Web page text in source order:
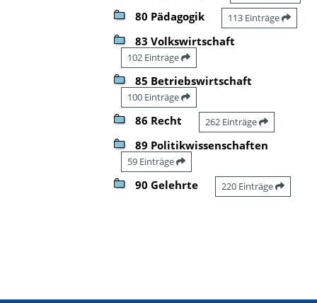
80 Pädagogik 113 Einträge
83 Volkswirtschaft
102 Einträge
85 Betriebswirtschaft
100 Einträge
86 Recht 262 Einträge
89 Politikwissenschaften
59 Einträge
90 Gelehrte 220 Einträge